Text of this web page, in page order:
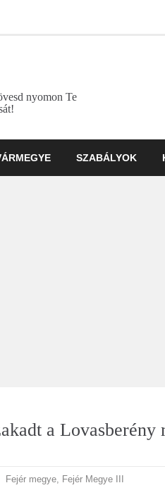
nyomon Te
SZABÁLYOK
a Lovasberény
Fejér megye, Fejér Megye III